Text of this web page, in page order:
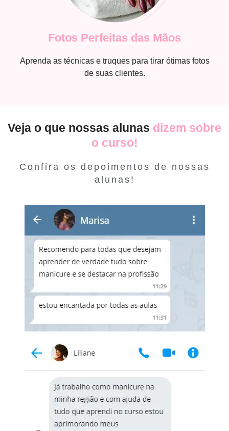
Fotos Perfeitas das Mãos
Aprenda as técnicas e truques para tirar ótimas fotos
de suas clientes.
Veja o que nossas alunas dizem sobre
o curso!
Confira os depoimentos de nossas
alunas!